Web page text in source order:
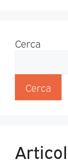
Cerca
Cerca